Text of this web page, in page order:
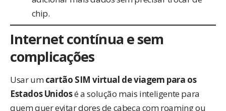
chip.
Internet contínua e sem
complicações
Usar umcartão SIM virtual de viagem para os
Estados Unidosé a solução mais inteligente para
quem quer evitar dores de cabeça com roaming ou